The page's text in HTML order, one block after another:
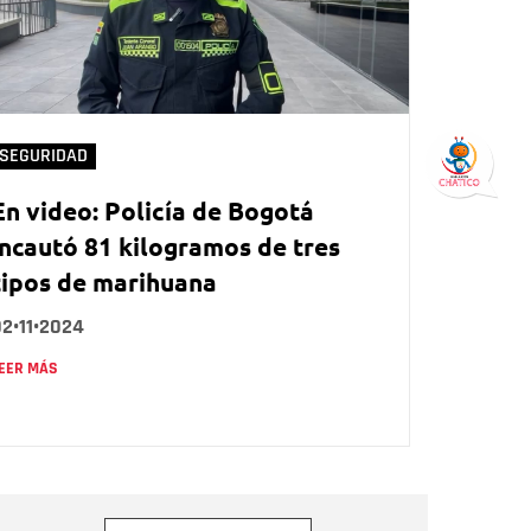
SEGURIDAD
video: Policía de Bogotá
81 kilogramos de tres
de marihuana
MÁS